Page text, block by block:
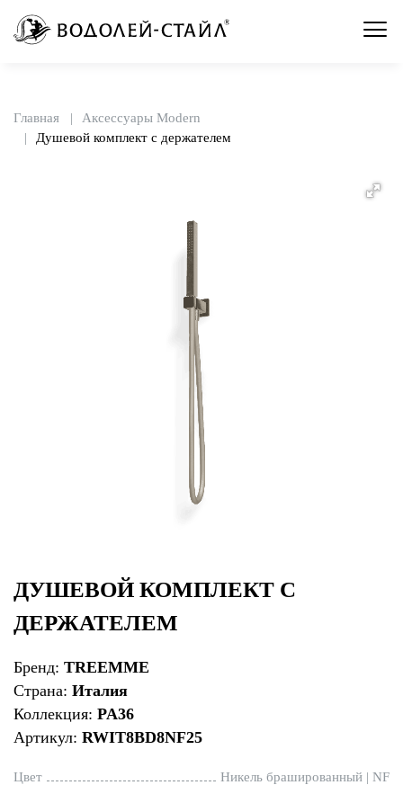
Главная
Аксессуары Modern
Душевой комплект с держателем
ДУШЕВОЙ КОМПЛЕКТ С
ДЕРЖАТЕЛЕМ
Бренд: TREEMME
Страна: Италия
Коллекция: PA36
Артикул: RWIT8BD8NF25
Цвет Никель брашированный | NF